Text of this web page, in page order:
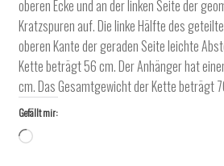
oberen Ecke und an der linken Seite der
Kratzspuren auf. Die linke Hälfte des
oberen Kante der geraden Seite leichte
Kette beträgt 56 cm. Der Anhänger hat
cm. Das Gesamtgewicht der Kette beträgt
Gefällt mir:
Wird